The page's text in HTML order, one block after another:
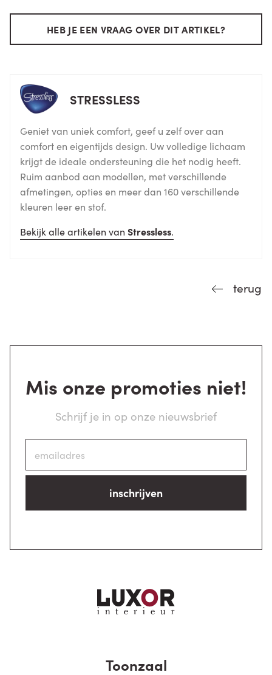
HEB JE EEN VRAAG OVER DIT ARTIKEL?
STRESSLESS
Geniet van uniek comfort, geef u zelf over aan
comfort en eigentijds design. Uw volledige lichaam
krijgt de ideale ondersteuning die het nodig heeft.
Ruim aanbod aan modellen, met verschillende
afmetingen, opties en meer dan 160 verschillende
kleuren leer en stof.
Bekijk alle artikelen van Stressless.
terug
Mis onze promoties niet!
Schrijf je in op onze nieuwsbrief
inschrijven
Toonzaal